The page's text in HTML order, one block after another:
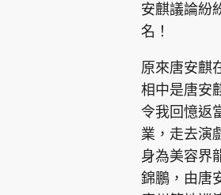
關於我們 聯
安麒議論紛
名！
原來唐安麒
相中是唐安
令我回憶返
業，走去演
身為美容界
錦鵬，由唐